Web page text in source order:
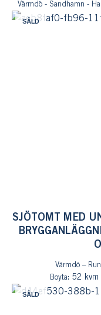
Värmdö - Sandhamn -
SÅLD
SJÖTOMT MED
Värmdö –
Boyta: 52 kvm
SÅLD